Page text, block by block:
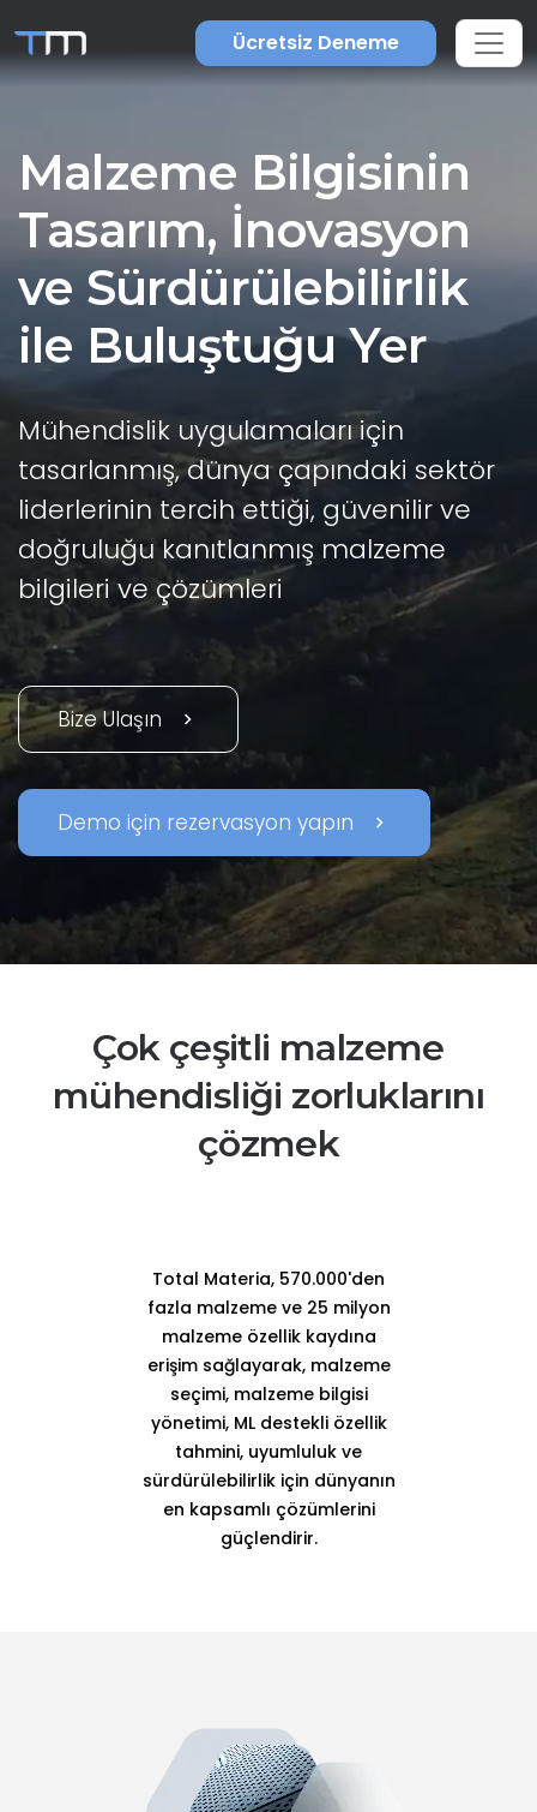
Ücretsiz Deneme
Malzeme Bilgisinin
Tasarım, İnovasyon
ve Sürdürülebilirlik
ile Buluştuğu Yer
Mühendislik uygulamaları için
tasarlanmış, dünya çapındaki sektör
liderlerinin tercih ettiği, güvenilir ve
doğruluğu kanıtlanmış malzeme
bilgileri ve çözümleri
Bize Ulaşın chevron_right
Demo için rezervasyon yapın chevron_right
Çok çeşitli malzeme
mühendisliği zorluklarını
çözmek
Total Materia, 570.000'den
fazla malzeme ve 25 milyon
malzeme özellik kaydına
erişim sağlayarak, malzeme
seçimi, malzeme bilgisi
yönetimi, ML destekli özellik
tahmini, uyumluluk ve
sürdürülebilirlik için dünyanın
en kapsamlı çözümlerini
güçlendirir.